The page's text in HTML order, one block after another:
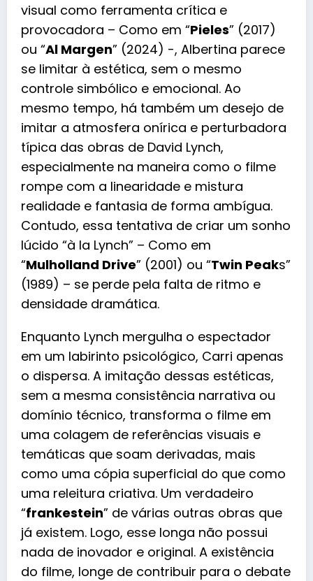
visual como ferramenta crítica e
provocadora – Como em “Pieles” (2017)
ou “Al Margen” (2024) -, Albertina parece
se limitar à estética, sem o mesmo
controle simbólico e emocional. Ao
mesmo tempo, há também um desejo de
imitar a atmosfera onírica e perturbadora
típica das obras de David Lynch,
especialmente na maneira como o filme
rompe com a linearidade e mistura
realidade e fantasia de forma ambígua.
Contudo, essa tentativa de criar um sonho
lúcido “à la Lynch” – Como em
“Mulholland Drive” (2001) ou “Twin Peaks”
(1989) – se perde pela falta de ritmo e
densidade dramática.
Enquanto Lynch mergulha o espectador
em um labirinto psicológico, Carri apenas
o dispersa. A imitação dessas estéticas,
sem a mesma consistência narrativa ou
domínio técnico, transforma o filme em
uma colagem de referências visuais e
temáticas que soam derivadas, mais
como uma cópia superficial do que como
uma releitura criativa. Um verdadeiro
“frankestein” de várias outras obras que
já existem. Logo, esse longa não possui
nada de inovador e original. A existência
do filme, longe de contribuir para o debate